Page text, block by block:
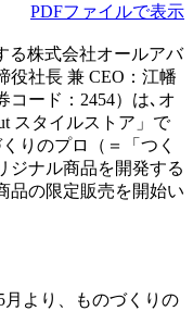
PDFファイルで表示
る株式会社オールアバ
役社長 兼 CEO：江幡
コード：2454）は､オ
スタイルストア」で
りのプロ（＝「つく
ジナル商品を開発する
品の限定販売を開始い
月より、ものづくりの